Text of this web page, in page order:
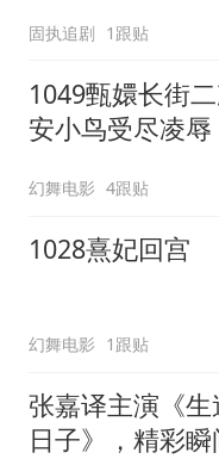
固执追剧 1跟贴
1049甄嬛长街
安小鸟受尽凌辱
幻舞电影 4跟贴
1028熹妃回宫
幻舞电影 1跟贴
张嘉译主演《生
日子》，精彩瞬